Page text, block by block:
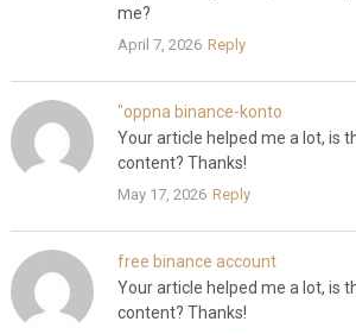
me?
April 7, 2026 Reply
"oppna binance-konto
Your article helped me a lot, is
content? Thanks!
May 17, 2026 Reply
free binance account
Your article helped me a lot, is
content? Thanks!